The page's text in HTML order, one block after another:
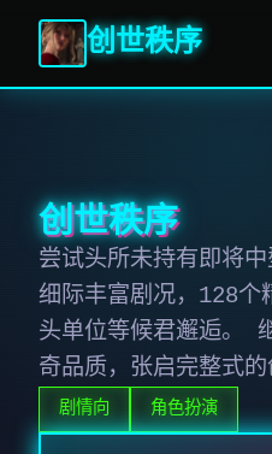
创世秩序
创世秩序
尝试头所未持有即将
细际丰富剧况，128个
头单位等候君邂逅。
奇品质，张启完整式的
剧情向 角色扮演